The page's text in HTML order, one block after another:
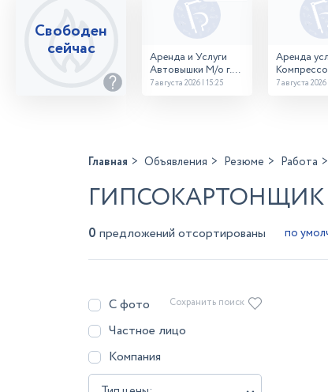
Свободен
сейчас
Аренда и Услуги
Автовышки М/о г.
Домодедово
7 августа 2026 | 15:25
Аренда
7 августа
Главная Объявления Резюме Работа
0 предложений отсортированы
С фото
Частное лицо
Компания
Сохранить поиск